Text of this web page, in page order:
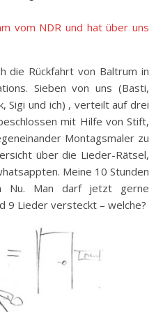
vom NDR und hat über uns
die Rückfahrt von Baltrum in
Sieben von uns (Basti,
Sigi und ich) , verteilt auf drei
mit Hilfe von Stift,
Montagsmaler zu
über die Lieder-Rätsel,
Meine 10 Stunden
Nu. Man darf jetzt gerne
9 Lieder versteckt – welche?